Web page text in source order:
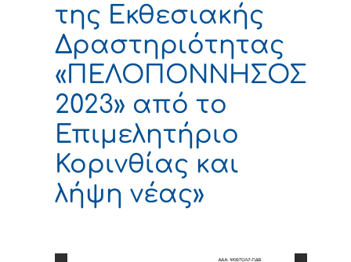
της Εκθεσιακής
Δραστηριότητας
«ΠΕΛΟΠΟΝΝΗΣΟΣ
2023» από το
Επιμελητήριο
Κορινθίας και
λήψη νέας»